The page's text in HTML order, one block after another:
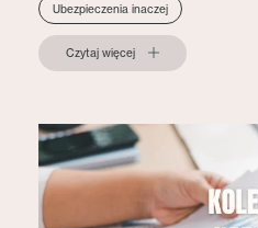
Ubezpieczenia inaczej
Czytaj więcej